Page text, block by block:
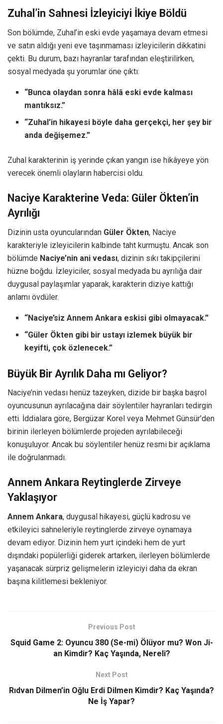
Zuhal’in Sahnesi İzleyiciyi İkiye Böldü
Son bölümde, Zuhal’in eski evde yaşamaya devam etmesi
ve satın aldığı yeni eve taşınmaması izleyicilerin dikkatini
çekti. Bu durum, bazı hayranlar tarafından eleştirilirken,
sosyal medyada şu yorumlar öne çıktı:
“Bunca olaydan sonra hâlâ eski evde kalması
mantıksız.”
“Zuhal’in hikayesi böyle daha gerçekçi, her şey bir
anda değişemez.”
Zuhal karakterinin iş yerinde çıkan yangın ise hikâyeye yön
verecek önemli olayların habercisi oldu.
Naciye Karakterine Veda: Güler Ökten’in
Ayrılığı
Dizinin usta oyuncularından Güler Ökten, Naciye
karakteriyle izleyicilerin kalbinde taht kurmuştu. Ancak son
bölümde Naciye’nin ani vedası, dizinin sıkı takipçilerini
hüzne boğdu. İzleyiciler, sosyal medyada bu ayrılığa dair
duygusal paylaşımlar yaparak, karakterin diziye kattığı
anlamı övdüler.
“Naciye’siz Annem Ankara eskisi gibi olmayacak.”
“Güler Ökten gibi bir ustayı izlemek büyük bir
keyifti, çok özlenecek.”
Büyük Bir Ayrılık Daha mı Geliyor?
Naciye’nin vedası henüz tazeyken, dizide bir başka başrol
oyuncusunun ayrılacağına dair söylentiler hayranları tedirgin
etti. İddialara göre, Bergüzar Korel veya Mehmet Günsür’den
birinin ilerleyen bölümlerde projeden ayrılabileceği
konuşuluyor. Ancak bu söylentiler henüz resmi bir açıklama
ile doğrulanmadı.
Annem Ankara Reytinglerde Zirveye
Yaklaşıyor
Annem Ankara, duygusal hikayesi, güçlü kadrosu ve
etkileyici sahneleriyle reytinglerde zirveye oynamaya
devam ediyor. Dizinin hem yurt içindeki hem de yurt
dışındaki popülerliği giderek artarken, ilerleyen bölümlerde
yaşanacak sürpriz gelişmelerin izleyiciyi daha da ekran
başına kilitlemesi bekleniyor.
Previous Post
Squid Game 2: Oyuncu 380 (Se-mi) Ölüyor mu? Won Ji-
an Kimdir? Kaç Yaşında, Nereli?
Next Post
Rıdvan Dilmen’in Oğlu Erdi Dilmen Kimdir? Kaç Yaşında?
Ne İş Yapar?